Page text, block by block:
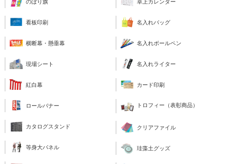
のぼり旗
看板印刷
横断幕・懸垂幕
現場シート
紅白幕
ロールバナー
カタログスタンド
等身大パネル
卓上カレンダー
名入れバッグ
名入れボールペン
名入れライター
カード印刷
トロフィー（表彰商品）
クリアファイル
珪藻土グッズ